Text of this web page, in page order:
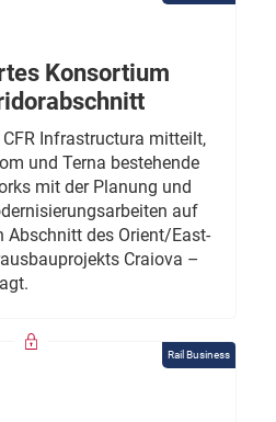
Konsortium
Infrastructura mitteilt,
und Terna bestehende
mit der Planung und
auf
Abschnitt des Orient/East-
Craiova –
Rail Business